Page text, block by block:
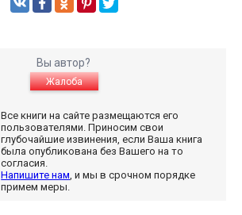
Вы автор?
Жалоба
Все книги на сайте размещаются его
пользователями. Приносим свои
глубочайшие извинения, если Ваша книга
была опубликована без Вашего на то
согласия.
Напишите нам , и мы в срочном порядке
примем меры.